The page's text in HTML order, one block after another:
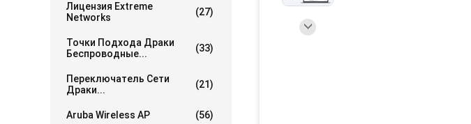
Лицензия Extreme
Networks
(27)
Точки Подхода Драки
Беспроводные...
(33)
Переключатель Сети
Драки...
(21)
Aruba Wireless AP (56)